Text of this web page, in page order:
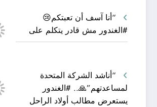
“أنا آسف أن تعبتكم😢
#الغندور مش قادر يتكلم على
“أناشد الشركة المتحدة
لمساعدتهم”🙏.. #الغندور
يستعرض مطالب أولاد الراحل